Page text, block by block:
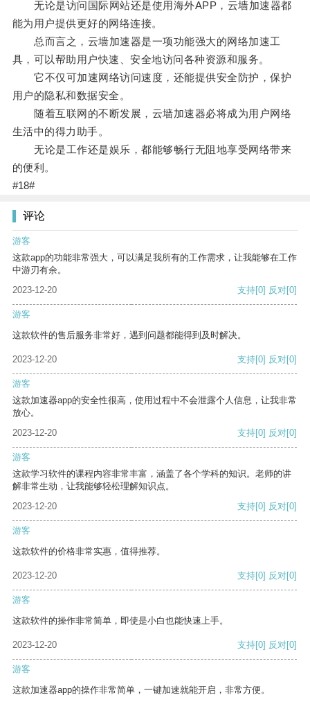
无论是访问国际网站还是使用海外APP，云墙加速器都
能为用户提供更好的网络连接。
总而言之，云墙加速器是一项功能强大的网络加速工
具，可以帮助用户快速、安全地访问各种资源和服务。
它不仅可加速网络访问速度，还能提供安全防护，保护
用户的隐私和数据安全。
随着互联网的不断发展，云墙加速器必将成为用户网络
生活中的得力助手。
无论是工作还是娱乐，都能够畅行无阻地享受网络带来
的便利。
#18#
评论
游客
这款app的功能非常强大，可以满足我所有的工作需求，让我能够在工作
中游刃有余。
2023-12-20
支持[0] 反对[0]
游客
这款软件的售后服务非常好，遇到问题都能得到及时解决。
2023-12-20 支持[0] 反对[0]
游客
这款加速器app的安全性很高，使用过程中不会泄露个人信息，让我非常
放心。
2023-12-20
支持[0] 反对[0]
游客
这款学习软件的课程内容非常丰富，涵盖了各个学科的知识。老师的讲
解非常生动，让我能够轻松理解知识点。
2023-12-20
支持[0] 反对[0]
游客
这款软件的价格非常实惠，值得推荐。
2023-12-20 支持[0] 反对[0]
游客
这款软件的操作非常简单，即使是小白也能快速上手。
2023-12-20 支持[0] 反对[0]
游客
这款加速器app的操作非常简单，一键加速就能开启，非常方便。